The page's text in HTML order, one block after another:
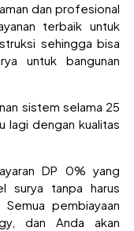
dan profesional
terbaik untuk
sehingga bisa
untuk bangunan
sistem selama 25
lagi dengan kualitas
DP 0% yang
surya tanpa harus
pembiayaan
dan Anda akan